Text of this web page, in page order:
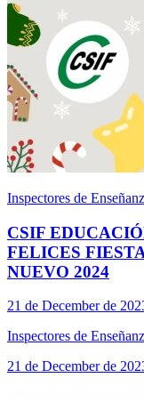
Inspectores de
CSIF
FELICES
NUEVO 2024
21 de December de
Inspectores de
21 de December de